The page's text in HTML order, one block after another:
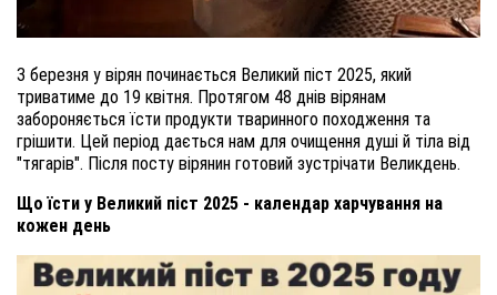
3 березня у вірян починається Великий піст 2025, який
триватиме до 19 квітня. Протягом 48 днів вірянам
забороняється їсти продукти тваринного походження та
грішити. Цей період дається нам для очищення душі й тіла від
"тягарів". Після посту вірянин готовий зустрічати Великдень.
Що їсти у Великий піст 2025 - календар харчування на
кожен день